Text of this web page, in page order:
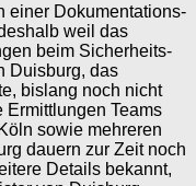
einer Dokumentations-
weil das
beim Sicherheits-
Duisburg, das
bislang noch nicht
Teams
sowie mehreren
dauern zur Zeit noch
Details bekannt,